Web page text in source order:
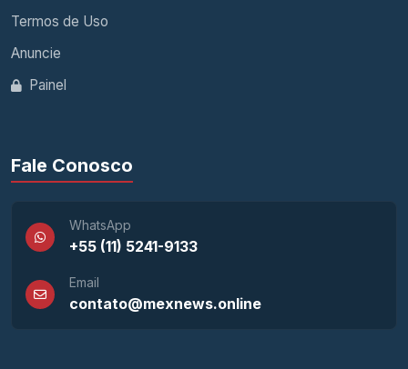
Termos de Uso
Anuncie
Painel
Fale Conosco
WhatsApp
+55 (11) 5241-9133
Email
contato@mexnews.online